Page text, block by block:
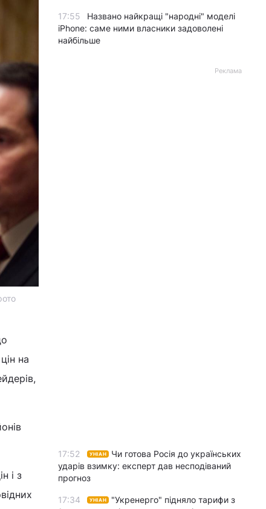
на
і з
17:55
Названо найкращі "народні" моделі
iPhone: саме ними власники задоволені
найбільше
Реклама
17:52 УНІАН
Чи готова Росія до українських
ударів взимку: експерт дав несподіваний
прогноз
17:34 УНІАН
"Укренерго" підняло тарифи з